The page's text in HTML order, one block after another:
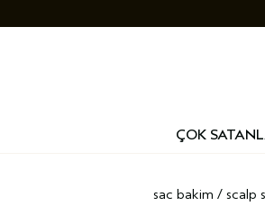
ÇOK
sac bakim / scalp